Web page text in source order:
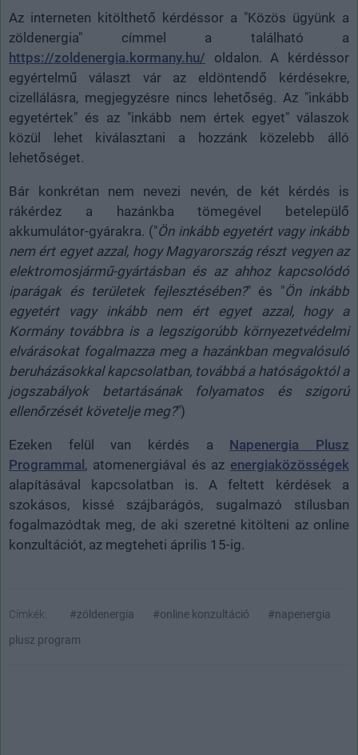
Az interneten kitölthető kérdéssor a "Közös ügyünk a
zöldenergia" címmel a található a
https://zoldenergia.kormany.hu/ oldalon. A kérdéssor
egyértelmű választ vár az eldöntendő kérdésekre,
cizellálásra, megjegyzésre nincs lehetőség. Az "inkább
egyetértek" és az "inkább nem értek egyet" válaszok
közül lehet kiválasztani a hozzánk közelebb álló
lehetőséget.
Bár konkrétan nem nevezi nevén, de két kérdés is
rákérdez a hazánkba tömegével betelepülő
akkumulátor-gyárakra. ("Ön inkább egyetért vagy inkább
nem ért egyet azzal, hogy Magyarország részt vegyen az
elektromosjármű-gyártásban és az ahhoz kapcsolódó
iparágak és területek fejlesztésében?" és "Ön inkább
egyetért vagy inkább nem ért egyet azzal, hogy a
Kormány továbbra is a legszigorúbb környezetvédelmi
elvárásokat fogalmazza meg a hazánkban megvalósuló
beruházásokkal kapcsolatban, továbbá a hatóságoktól a
jogszabályok betartásának folyamatos és szigorú
ellenőrzését követelje meg?")
Ezeken felül van kérdés a Napenergia Plusz
Programmal, atomenergiával és az energiaközösségek
alapításával kapcsolatban is. A feltett kérdések a
szokásos, kissé szájbarágós, sugalmazó stílusban
fogalmazódtak meg, de aki szeretné kitölteni az online
konzultációt, az megteheti április 15-ig.
Címkék: #zöldenergia #online konzultáció
#napenergia
plusz program